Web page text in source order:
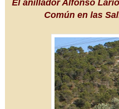
El anillador Alfonso
Común en las